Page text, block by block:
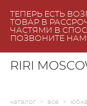
ТЕПЕРЬ ЕСТЬ
ТОВАР В
ЧАСТЯМИ В
ПОЗВОНИТЕ
RIRI
каталог > все >